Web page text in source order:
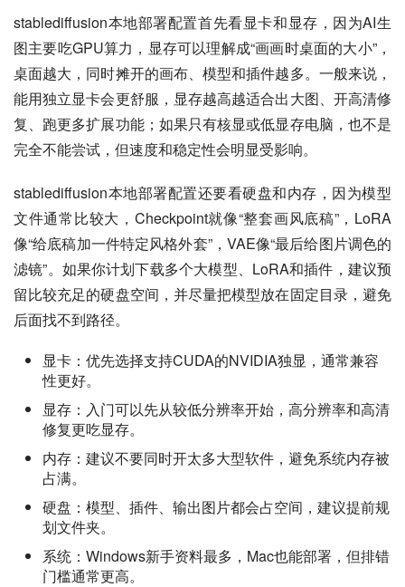
stablediffusion本地部署配置首先看显卡和显存，因为AI生
图主要吃GPU算力，显存可以理解成“画画时桌面的大小”，
桌面越大，同时摊开的画布、模型和插件越多。一般来说，
能用独立显卡会更舒服，显存越高越适合出大图、开高清修
复、跑更多扩展功能；如果只有核显或低显存电脑，也不是
完全不能尝试，但速度和稳定性会明显受影响。
stablediffusion本地部署配置还要看硬盘和内存，因为模型
文件通常比较大，Checkpoint就像“整套画风底稿”，LoRA
像“给底稿加一件特定风格外套”，VAE像“最后给图片调色的
滤镜”。如果你计划下载多个大模型、LoRA和插件，建议预
留比较充足的硬盘空间，并尽量把模型放在固定目录，避免
后面找不到路径。
显卡：优先选择支持CUDA的NVIDIA独显，通常兼容
性更好。
显存：入门可以先从较低分辨率开始，高分辨率和高清
修复更吃显存。
内存：建议不要同时开太多大型软件，避免系统内存被
占满。
硬盘：模型、插件、输出图片都会占空间，建议提前规
划文件夹。
系统：Windows新手资料最多，Mac也能部署，但排错
门槛通常更高。